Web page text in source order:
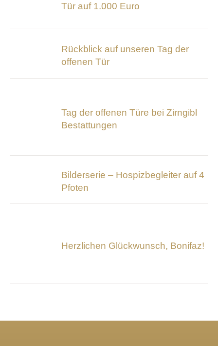
Tür auf 1.000 Euro
Rückblick auf unseren Tag der
offenen Tür
Tag der offenen Türe bei Zirngibl
Bestattungen
Bilderserie – Hospizbegleiter auf 4
Pfoten
Herzlichen Glückwunsch, Bonifaz!